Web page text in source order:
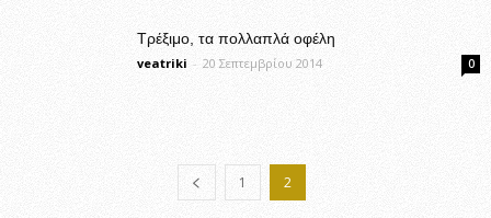
Τρέξιμο, τα πολλαπλά οφέλη
veatriki - 20 Σεπτεμβρίου 2014 0
1 2